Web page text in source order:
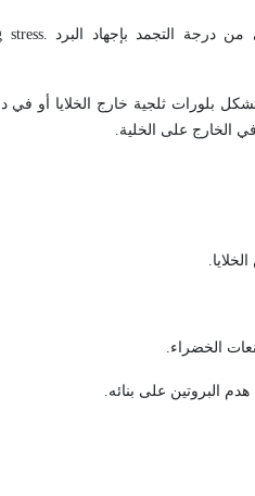
درجة التجمد بإجهاد البردstress.
بلورات ثلجية خارج الخلايا أو في
في الخارج على الخلية.
.
الخضراء.
البروتين على بنائه.